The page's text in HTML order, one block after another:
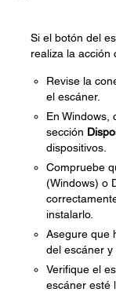
Si el botón del
realiza la acción
Revise la
el escáner.
En Windows,
sección
dispositivos.
Compruebe
(Windows) o
instalarlo.
Asegure que
del escáner y
Verifique el
escáner esté